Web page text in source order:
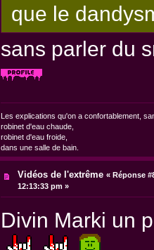
que le
sans parler du
Les explications qu'on a confortablement,
robinet d'eau chaude,
robinet d'eau froide,
dans une salle de bain.
Vidéos de l'extrême «Réponse
12:13:33 pm »
Divin Marki un